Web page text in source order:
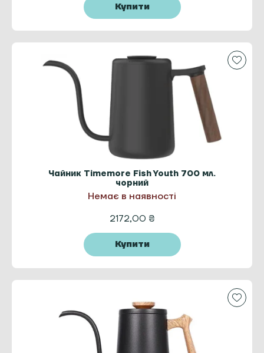
Купити
Чайник Timemore Fish Youth 700 мл.
чорний
Немає в наявності
2172,00 ₴
Купити